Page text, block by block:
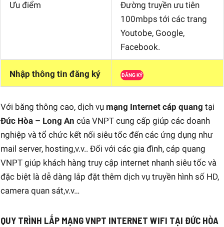
Ưu điểm
Đường truyền ưu tiên
100mbps tới các trang
Youtobe, Google,
Facebook.
Nhập thông tin đăng ký ĐĂNG KÝ
Với băng thông cao, dịch vụ mạng Internet cáp quang tại
Đức Hòa – Long An của VNPT cung cấp giúp các doanh
nghiệp và tổ chức kết nối siêu tốc đến các ứng dụng như
mail server, hosting,v.v.. Đối với các gia đình, cáp quang
VNPT giúp khách hàng truy cập internet nhanh siêu tốc và
đặc biệt là dễ dàng lắp đặt thêm dịch vụ truyền hình số HD,
camera quan sát,v.v…
QUY TRÌNH LẮP MẠNG VNPT INTERNET WIFI TẠI ĐỨC HÒA